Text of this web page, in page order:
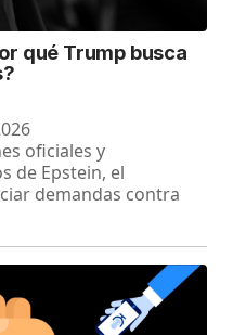
qué Trump busca
oficiales y
de Epstein, el
demandas contra